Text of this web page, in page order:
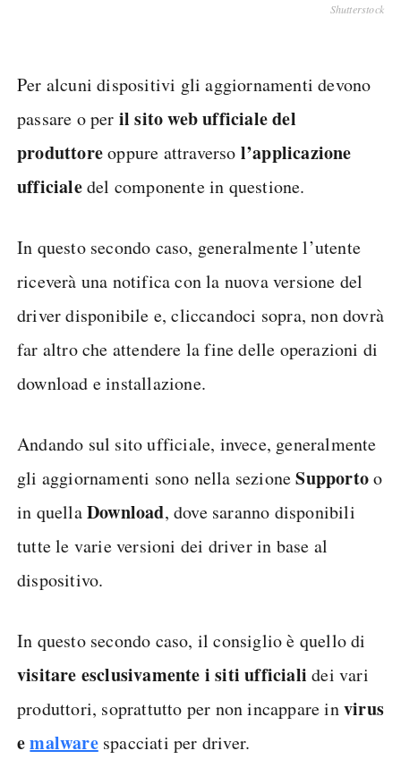
Shutterstock
Per alcuni dispositivi gli aggiornamenti devono
passare o per il sito web ufficiale del
produttoreoppure attraverso l’applicazione
ufficialedel componente in questione.
In questo secondo caso, generalmente l’utente
riceverà una notifica con la nuova versione del
driver disponibile e, cliccandoci sopra, non dovrà
far altro che attendere la fine delle operazioni di
download e installazione.
Andando sul sito ufficiale, invece, generalmente
gli aggiornamenti sono nella sezioneSupportoo
in quellaDownload, dove saranno disponibili
tutte le varie versioni dei driver in base al
dispositivo.
In questo secondo caso, il consiglio è quello di
visitare esclusivamente i siti ufficiali dei vari
produttori, soprattutto per non incappare invirus
emalwarespacciati per driver.